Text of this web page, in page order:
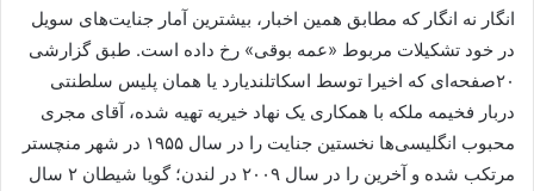
انگار نه انگار که مطابق همین اخبار، بیشترین آمار جنایت‌های سویل
در خود تشکیلات مربوط «عمه بوقی» رخ داده‌ است. طبق گزارشی
۲۰صفحه‌ای که اخیرا توسط اسکاتلندیارد یا همان پلیس سلطنتی
دربار فخیمه ملکه با همکاری یک نهاد خیریه تهیه شده، آقای مجری
محبوب انگلیسی‌ها نخستین جنایت را در سال ۱۹۵۵ در شهر منچستر
مرتکب شده و آخرین را در سال ۲۰۰۹ در لندن؛ گویا شیطان ۲ سال